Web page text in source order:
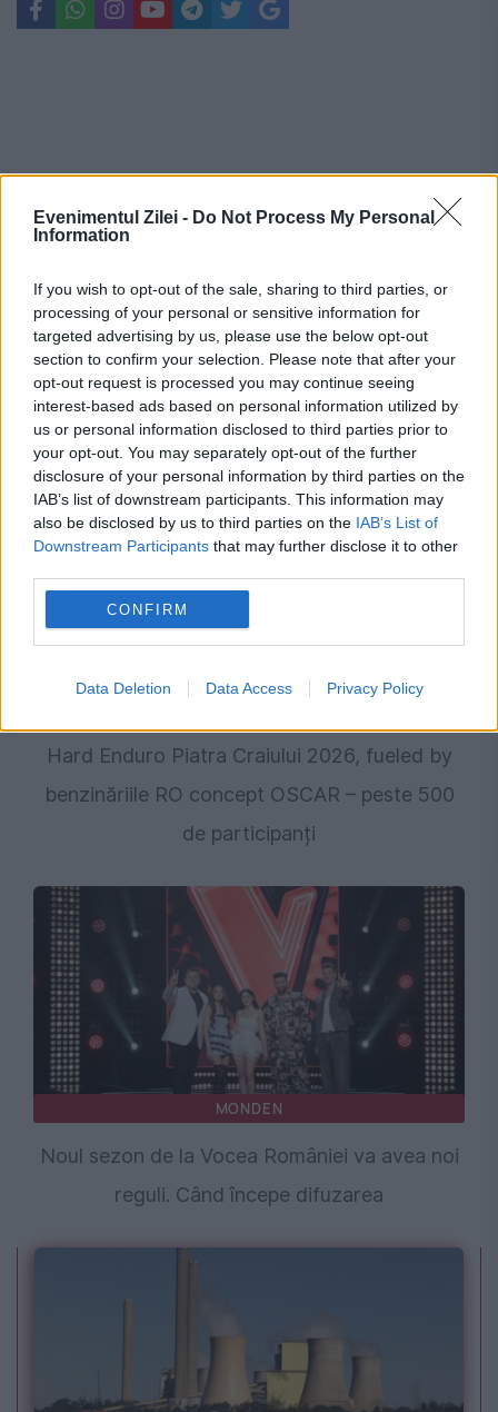
Evenimentul Zilei - Do Not Process My Personal
Information
If you wish to opt-out of the sale, sharing to third parties, or
processing of your personal or sensitive information for
targeted advertising by us, please use the below opt-out
section to confirm your selection. Please note that after your
opt-out request is processed you may continue seeing
interest-based ads based on personal information utilized by
us or personal information disclosed to third parties prior to
your opt-out. You may separately opt-out of the further
disclosure of your personal information by third parties on the
IAB’s list of downstream participants. This information may
also be disclosed by us to third parties on the IAB’s List of
Downstream Participants that may further disclose it to other
CONFIRM
Data Deletion Data Access Privacy Policy
Recomandările noastre
Hard Enduro Piatra Craiului 2026, fueled by
benzinăriile RO concept OSCAR – peste 500
de participanți
MONDEN
Noul sezon de la Vocea României va avea noi
reguli. Când începe difuzarea